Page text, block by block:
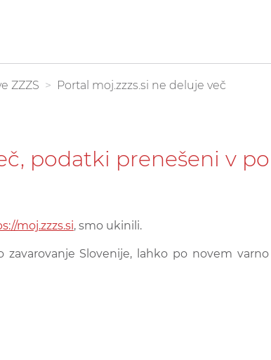
ZZZS Portal moj.zzzs.si ne deluje več
podatki prenešeni v
moj.zzzs.si, smo ukinili.
Slovenije, lahko po novem